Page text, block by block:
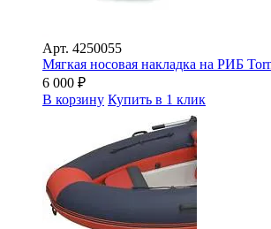
Арт. 4250055
Мягкая носовая накладка на РИБ
6 000 ₽
В корзину Купить в 1 клик